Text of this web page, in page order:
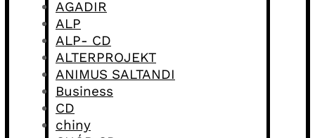
AGADIR
ALP
ALP- CD
ALTERPROJEKT
ANIMUS SALTANDI
Business
CD
chiny